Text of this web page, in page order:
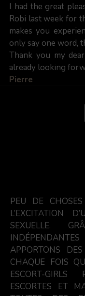
I had the great
Robi last week for
makes you
only say one word,
Thank you my
already looking
Pierre
PEU DE
L’EXCITATION
SEXUELLE.
APPORTONS
CHAQUE FOIS
ESCORT-
ESCORTES ET